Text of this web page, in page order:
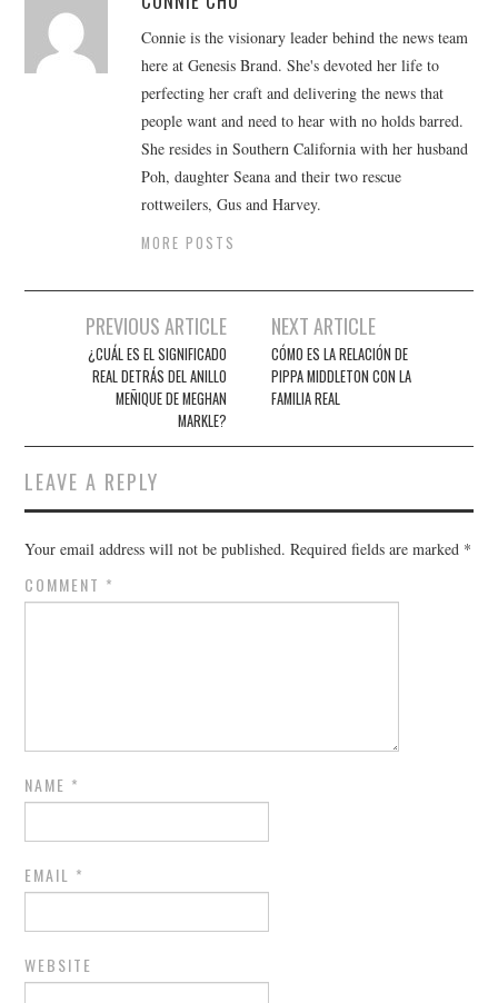
Connie is the visionary leader behind the news team
here at Genesis Brand. She's devoted her life to
perfecting her craft and delivering the news that
people want and need to hear with no holds barred.
She resides in Southern California with her husband
Poh, daughter Seana and their two rescue
rottweilers, Gus and Harvey.
MORE POSTS
navigation
PREVIOUS ARTICLE
¿CUÁL ES EL SIGNIFICADO
REAL DETRÁS DEL ANILLO
MEÑIQUE DE MEGHAN
MARKLE?
NEXT ARTICLE
CÓMO ES LA RELACIÓN DE
PIPPA MIDDLETON CON LA
FAMILIA REAL
LEAVE A REPLY
Your email address will not be published. Required fields are marked *
COMMENT *
NAME *
EMAIL *
WEBSITE